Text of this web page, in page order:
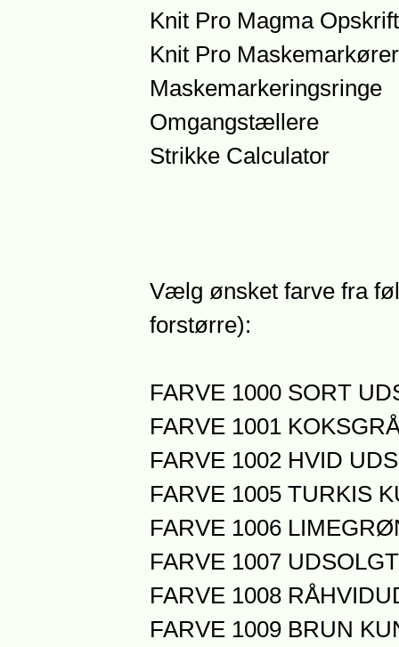
Knit Pro Magma
Knit Pro Maskemarkører
Maskemarkeringsringe
Omgangstællere
Strikke Calculator
Vælg ønsket farve fra
forstørre):
FARVE 1000 SORT
FARVE 1001
FARVE 1002 HVID
FARVE 1005 TURKIS
FARVE 1006
FARVE 1007 UDSOLGT
FARVE 1008
FARVE 1009 BRUN